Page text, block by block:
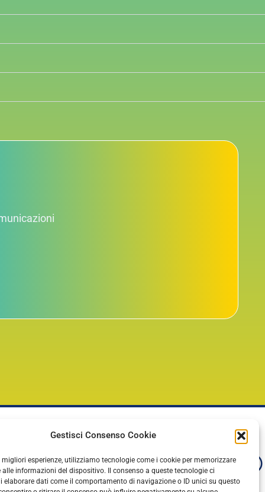
Gestisci Consenso Cookie
migliori esperienze, utilizziamo tecnologie come i cookie per memorizzare
alle informazioni del dispositivo. Il consenso a queste tecnologie ci
elaborare dati come il comportamento di navigazione o ID unici su questo